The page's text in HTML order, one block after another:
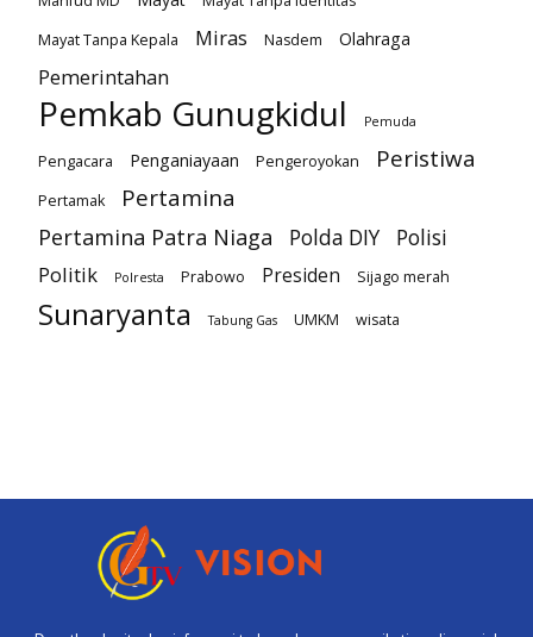
Mayat Tanpa Kepala
Miras Nasdem Olahraga
Pemerintahan
Pemkab Gunugkidul Pemuda
Pengacara Penganiayaan Pengeroyokan Peristiwa
Pertamak Pertamina
Pertamina Patra Niaga Polda DIY
Polisi
Politik
Polresta Prabowo Presiden Sijago merah
Sunaryanta Tabung Gas UMKM wisata